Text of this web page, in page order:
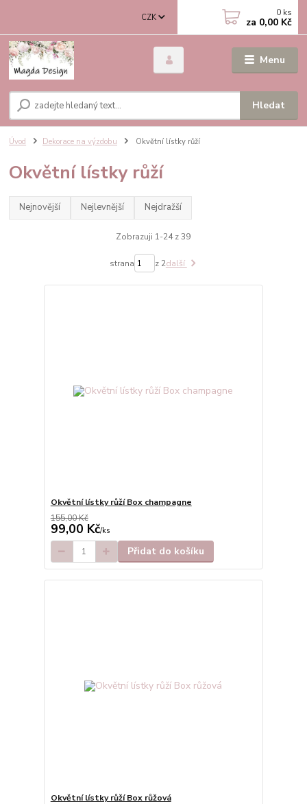
Menu
CZK
Hledat
0 ks
za 0,00 Kč
Úvod Dekorace na výzdobu Okvětní lístky růží
Okvětní lístky růží
Nejnovější Nejlevnější Nejdražší
Zobrazuji 1-24 z 39
strana z 2další
Okvětní lístky růží Box champagne
155,00 Kč
99,00 Kč/ks
Přidat do košíku
Okvětní lístky růží Box růžová